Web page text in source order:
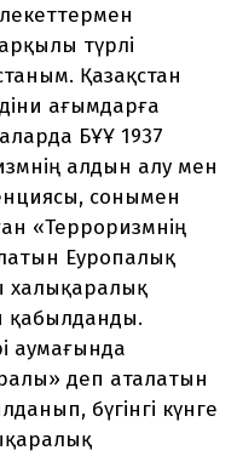
түрлі
Қазақстан
ағымдарға
БҰҰ 1937
алдын алу мен
сонымен
«Терроризмнің
Еуропалық
халықаралық
қабылданды.
аумағында
деп аталатын
бүгінгі күнге